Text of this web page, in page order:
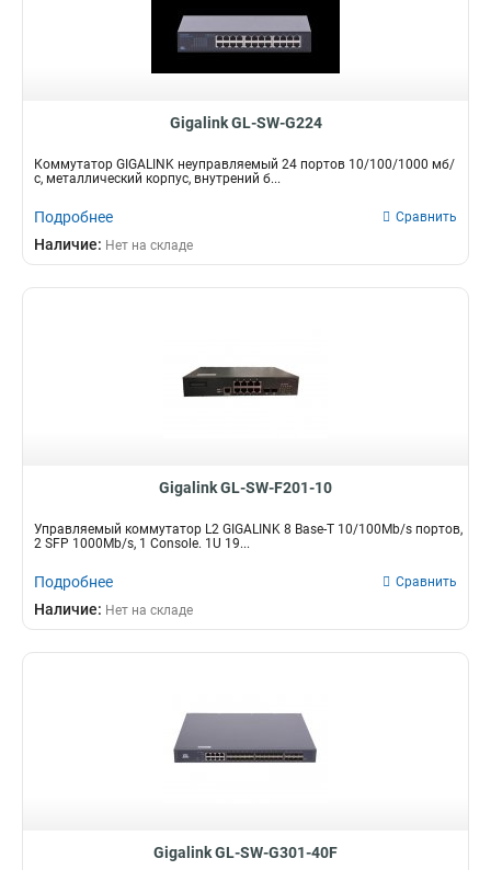
Gigalink GL-SW-G224
Коммутатор GIGALINK неуправляемый 24 портов 10/100/1000 мб/
с, металлический корпус, внутрений б...
Подробнее Сравнить
Наличие: Нет на складе
Gigalink GL-SW-F201-10
Управляемый коммутатор L2 GIGALINK 8 Base-T 10/100Mb/s портов,
2 SFP 1000Mb/s, 1 Console. 1U 19...
Подробнее Сравнить
Наличие: Нет на складе
Gigalink GL-SW-G301-40F